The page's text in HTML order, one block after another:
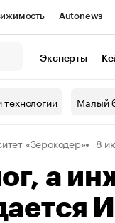
Autonews
Эксперты
технологии Малый
«Зерокодер» 8
а